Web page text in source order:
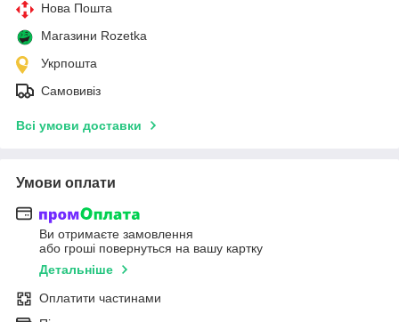
Нова Пошта
Магазини Rozetka
Укрпошта
Самовивіз
Всі умови доставки
Умови оплати
Ви отримаєте замовлення
або гроші повернуться на вашу картку
Детальніше
Оплатити частинами